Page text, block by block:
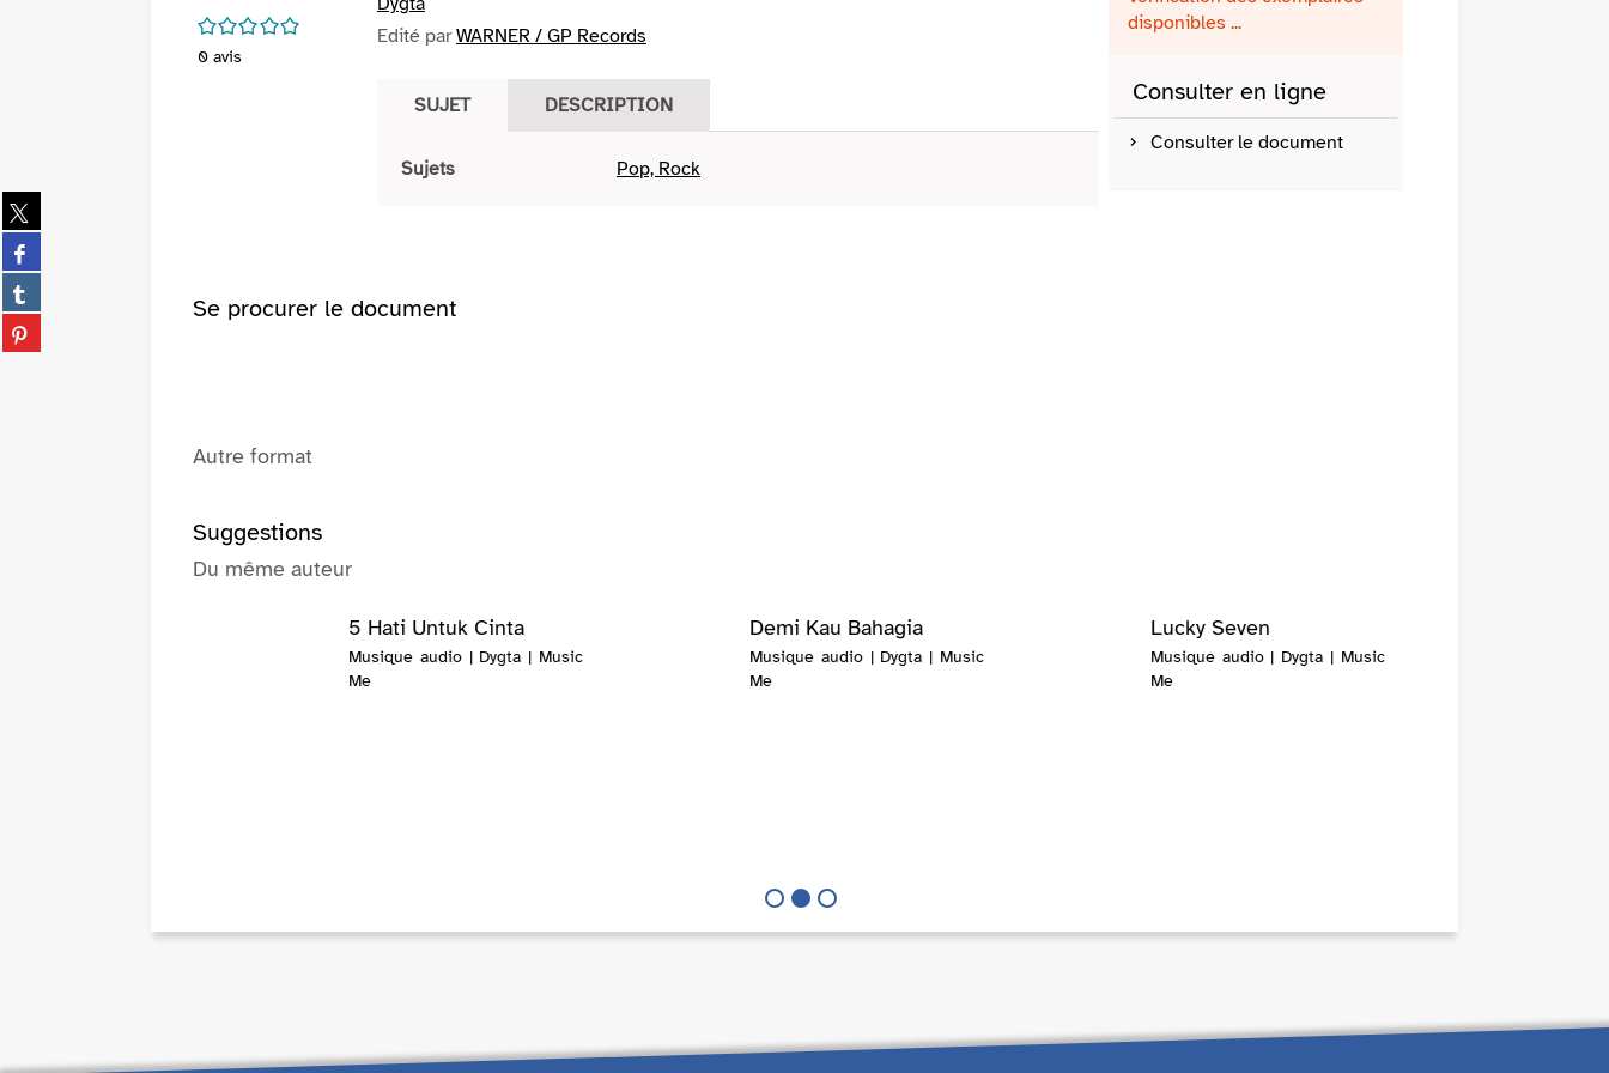
Partager
sur
twitter
(Nouvelle
fenêtre)
Partager
sur
facebook
(Nouvelle
fenêtre)
Partager
sur
tumblr
Partager
sur
/5
0 avis
Edité parWARNER / GP Records
SUJET DESCRIPTION
Sujets Pop, Rock
disponibles ...
Consulter en ligne
Consulter le document
Se procurer le document
Autre format
Suggestions
Du même auteur
Demi Kau Bahagia
Musique audio | Dygta | Music
Me
Lucky Seven
Musique audio | Dygta | Music
Me
5 Hati Untuk Cinta
Musique audio | Dygta | Music
Me